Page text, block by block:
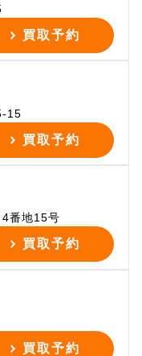
買取予約
15
買取予約
番地15号
買取予約
買取予約